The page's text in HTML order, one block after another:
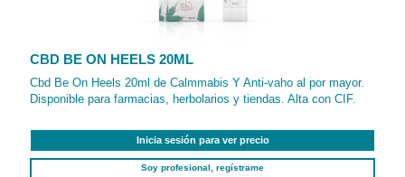
CBD BE ON HEELS 20ML
Cbd Be On Heels 20ml de Calmmabis Y Anti-vaho al por mayor.
Disponible para farmacias, herbolarios y tiendas. Alta con CIF.
Inicia sesión para ver precio
Soy profesional, regístrame